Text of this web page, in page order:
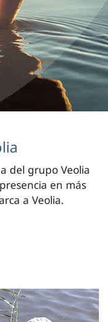
del grupo Veolia
en más
a Veolia.